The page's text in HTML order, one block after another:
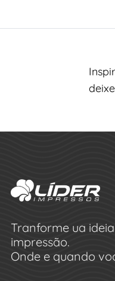
Tranforme ua
impressão.
Onde e quando